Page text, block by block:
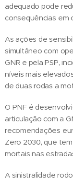
adequado pode
consequências em
As ações de
simultâneo com
GNR e pela PSP,
níveis mais
de duas rodas a
O PNF é
articulação com a
recomendações
Zero 2030, que
mortais nas
A sinistralidade